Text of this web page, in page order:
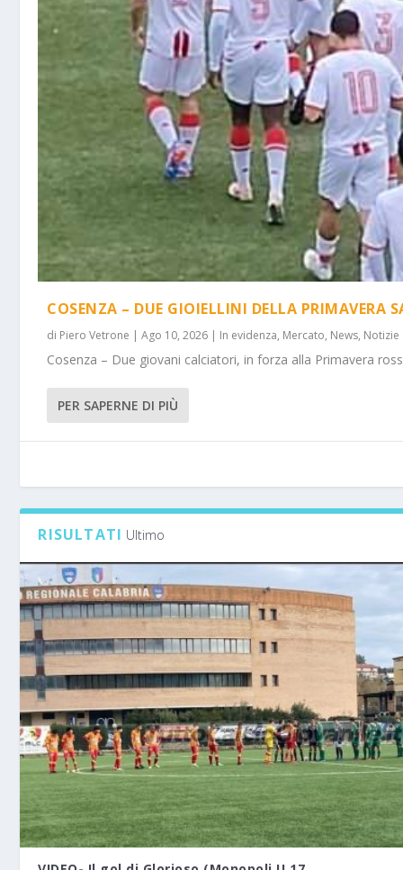
COSENZA – DUE GIOIELLINI DELLA PRIMAVERA
di Piero Vetrone |Ago 10, 2026 | In evidenza, Mercato, News, Notizie
Cosenza – Due giovani calciatori, in forza alla Primavera
PER SAPERNE DI PIÙ
RISULTATI Ultimo